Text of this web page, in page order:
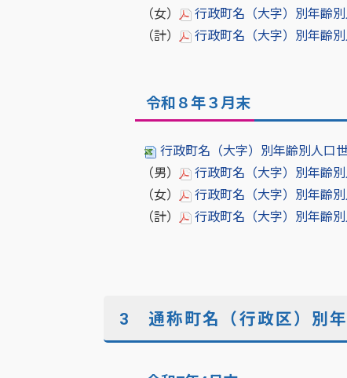
（女）
行政町名（大字）別年齢
（計）
行政町名（大字）別年齢
令和８年３月末
行政町名（大字）別年齢別人口
（男）
行政町名（大字）別年齢
（女）
行政町名（大字）別年齢
（計）
行政町名（大字）別年齢
3 通称町名（行政区）別年